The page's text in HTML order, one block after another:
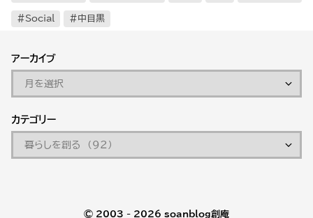
Social 中目黒
アーカイブ
カテゴリー
© 2003 - 2026 soanblog創庵